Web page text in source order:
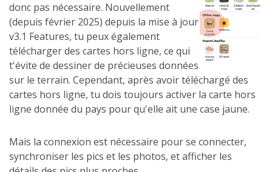
donc pas nécessaire. Nouvellement
(depuis février 2025) depuis la mise à jour
v3.1 Features, tu peux également
télécharger des cartes hors ligne, ce qui
t'évite de dessiner de précieuses données
sur le terrain. Cependant, après avoir téléchargé des
cartes hors ligne, tu dois toujours activer la carte hors
ligne donnée du pays pour qu'elle ait une case jaune.
Mais la connexion est nécessaire pour se connecter,
synchroniser les pics et les photos, et afficher les